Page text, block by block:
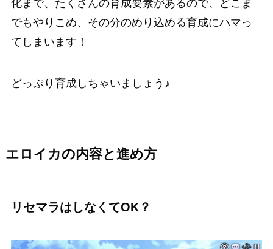
化まで、 たくさんの育成要素があるので、どこま
でもやりこめ、 その分のめり込める育成にハマっ
てしまいます！
どっぷり育成しちゃいましょう♪
エロイカの内容と進め方
リセマラはしなくてOK？